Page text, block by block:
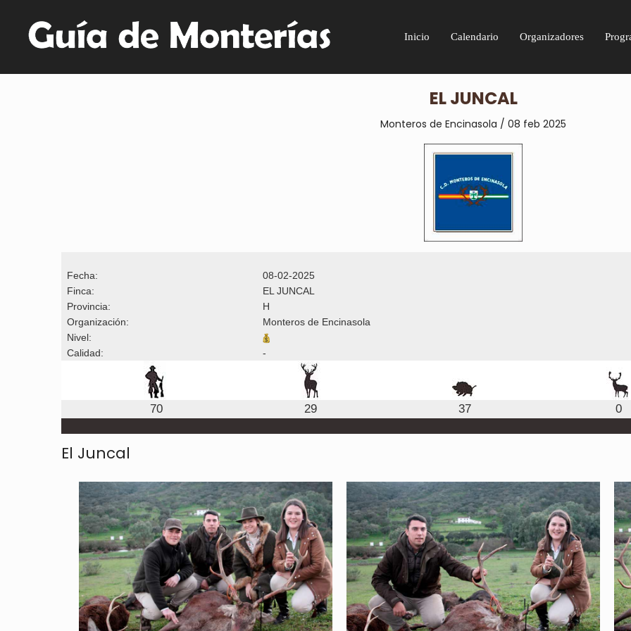
Inicio Calendario Organizadores
EL JUNCAL
Monteros de Encinasola / 08 feb 2025
Fecha:
08-02-2025
Finca:
EL JUNCAL
Provincia:
H
Organización:
Monteros de Encinasola
Nivel:
Calidad:
-
70 29 37 0
El Juncal